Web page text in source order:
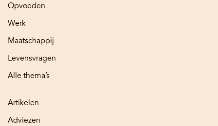
Opvoeden
Werk
Maatschappij
Levensvragen
Alle thema’s
Artikelen
Adviezen